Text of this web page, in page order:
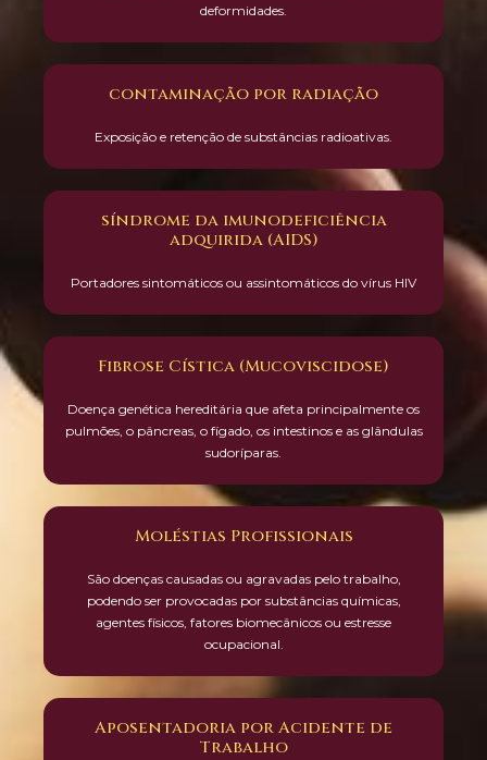
deformidades.
contaminação por radiação
Exposição e retenção de substâncias radioativas.
síndrome da imunodeficiência
adquirida (AIDS)
Portadores sintomáticos ou assintomáticos do vírus HIV
Fibrose Cística (Mucoviscidose)
Doença genética hereditária que afeta principalmente os
pulmões, o pâncreas, o fígado, os intestinos e as glândulas
sudoríparas.
Moléstias Profissionais
São doenças causadas ou agravadas pelo trabalho,
podendo ser provocadas por substâncias químicas,
agentes físicos, fatores biomecânicos ou estresse
ocupacional.
Aposentadoria por Acidente de
Trabalho